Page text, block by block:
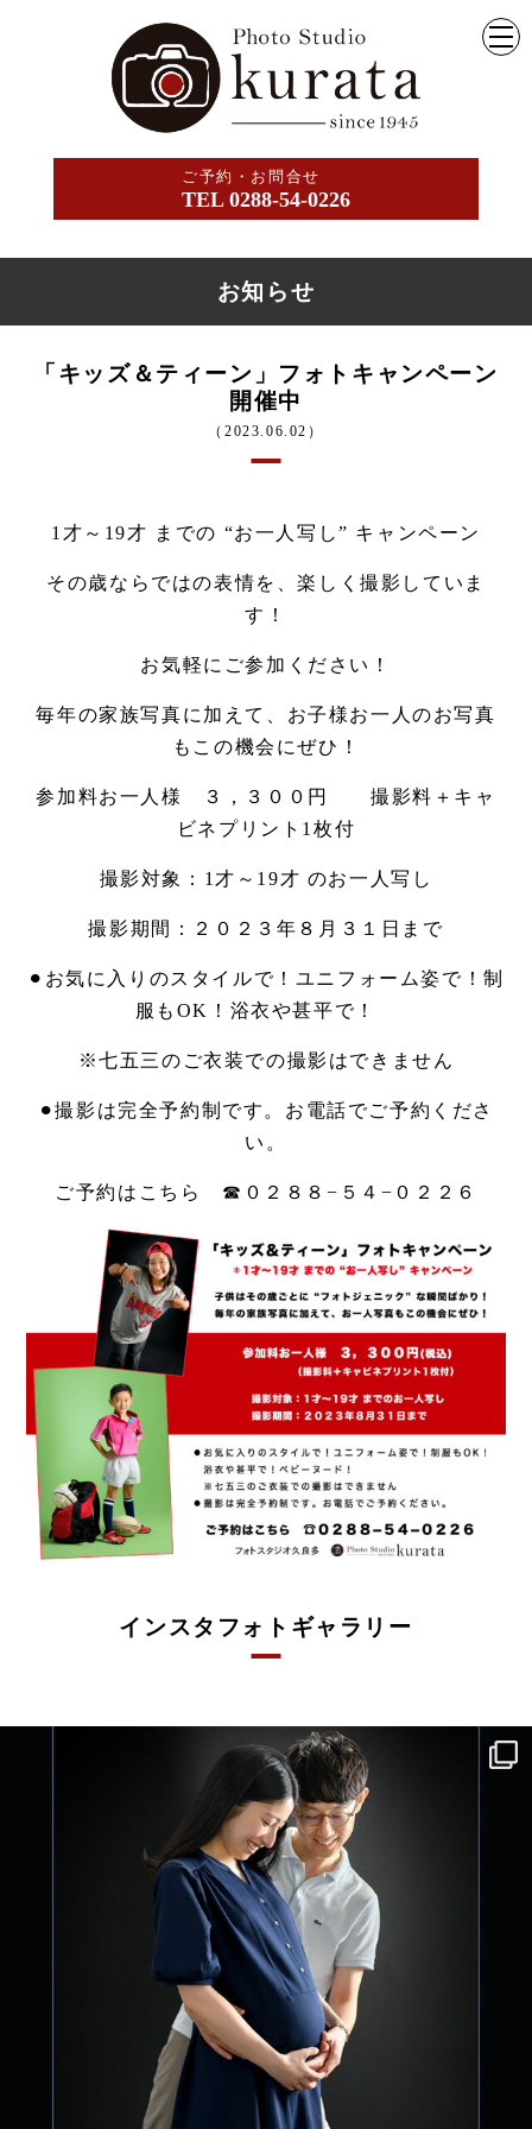
ご予約・お問合せ
TEL 0288-54-0226
お知らせ
「キッズ＆ティーン」フォトキャンペーン
開催中
（2023.06.02）
1才～19才 までの “お一人写し” キャンペーン
その歳ならではの表情を、楽しく撮影していま
す！
お気軽にご参加ください！
毎年の家族写真に加えて、お子様お一人のお写真
もこの機会にぜひ！
参加料お一人様 ３，３００円 撮影料＋キャ
ビネプリント1枚付
撮影対象：1才～19才 のお一人写し
撮影期間：２０２３年８月３１日まで
⚫︎お気に入りのスタイルで！ユニフォーム姿で！制
服もOK！浴衣や甚平で！
※七五三のご衣装での撮影はできません
⚫︎撮影は完全予約制です。お電話でご予約くださ
い。
ご予約はこちら ☎︎０２８８−５４−０２２６
インスタフォトギャラリー